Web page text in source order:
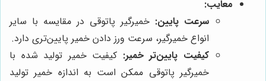
معایب:
سرعت پایین: خمیرگیر پاتوقی در مقایسه با سایر
انواع خمیرگیر، سرعت ورز دادن خمیر پایین‌تری دارد.
کیفیت پایین‌تر خمیر: کیفیت خمیر تولید شده با
خمیرگیر پاتوقی ممکن است به اندازه خمیر تولید